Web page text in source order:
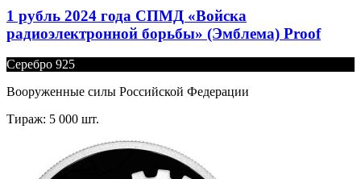
1 рубль 2024 года СПМД «Войска
радиоэлектронной борьбы» (Эмблема) Proof
Серебро 925
Вооруженные силы Российской Федерации
Тираж: 5 000 шт.